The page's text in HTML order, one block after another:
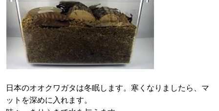
日本のオオクワガタは冬眠します。寒くなりましたら、マ
ットを深めに入れます。